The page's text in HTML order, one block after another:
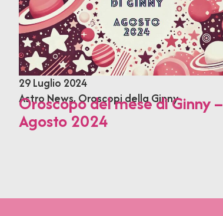
29 Luglio 2024
Astro News,Oroscopi della Ginny
Oroscopo del mese di Ginny –
Agosto 2024